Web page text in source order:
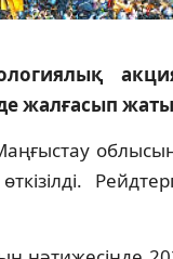
жалғасып